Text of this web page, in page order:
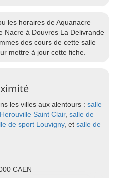
les horaires de Aquanacre
Nacre à Douvres La Delivrande
des cours de cette salle
mettre à jour cette fiche.
les villes aux alentours : salle
Saint Clair, salle de
de sport Louvigny, et salle de
CAEN